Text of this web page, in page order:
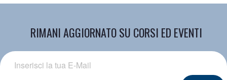
RIMANI AGGIORNATO SU CORSI ED EVENTI